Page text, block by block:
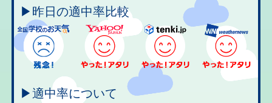
▶昨日の適中率比較
▶適中率について